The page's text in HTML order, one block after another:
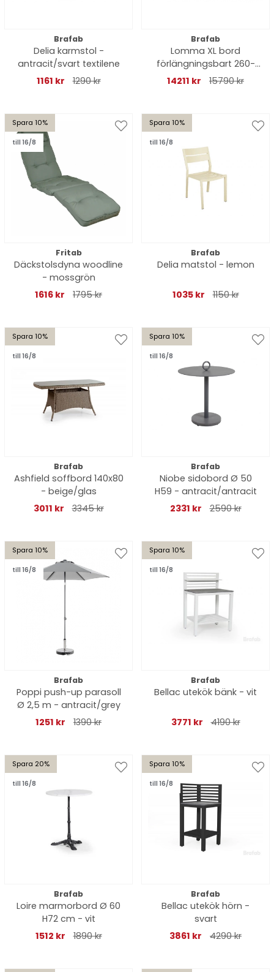
Brafab
Delia karmstol -
antracit/svart textilene
1161 kr
1290 kr
Brafab
Lomma XL bord
förlängningsbart 260-
380x100 H73 cm -
14211 kr 15790 kr
Spara 10%
till 16/8
Fritab
Däckstolsdyna woodline
- mossgrön
1616 kr
1795 kr
Spara 10%
till 16/8
Brafab
Delia matstol - lemon
1035 kr 1150 kr
Spara 10%
till 16/8
Brafab
Ashfield soffbord 140x80
- beige/glas
3011 kr
3345 kr
Spara 10%
till 16/8
Brafab
Niobe sidobord Ø 50
H59 - antracit/antracit
2331 kr
2590 kr
Spara 10%
till 16/8
Brafab
Poppi push-up parasoll
Ø 2,5 m - antracit/grey
1251 kr
1390 kr
Spara 10%
till 16/8
Brafab
Bellac utekök bänk - vit
3771 kr 4190 kr
Spara 20%
till 16/8
Brafab
Loire marmorbord Ø 60
H72 cm - vit
1512 kr
1890 kr
Spara 10%
till 16/8
Brafab
Bellac utekök hörn -
svart
3861 kr
4290 kr